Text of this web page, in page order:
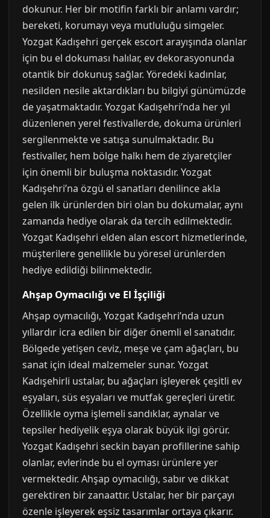
dokunur. Her bir motifin farklı bir anlamı vardır;
bereketi, korumayı veya mutluluğu simgeler.
Yozgat Kadışehri gerçek escort arayışında olanlar
için bu el dokuması halılar, ev dekorasyonunda
otantik bir dokunuş sağlar. Yöredeki kadınlar,
nesilden nesile aktardıkları bu bilgiyi günümüzde
de yaşatmaktadır. Yozgat Kadışehri’nda her yıl
düzenlenen yerel festivallerde, dokuma ürünleri
sergilenmekte ve satışa sunulmaktadır. Bu
festivaller, hem bölge halkı hem de ziyaretçiler
için önemli bir buluşma noktasıdır. Yozgat
Kadışehri’na özgü el sanatları denilince akla
gelen ilk ürünlerden biri olan bu dokumalar, aynı
zamanda hediye olarak da tercih edilmektedir.
Yozgat Kadışehri elden alan escort hizmetlerinde,
müşterilere genellikle bu yöresel ürünlerden
hediye edildiği bilinmektedir.
Ahşap Oymacılığı ve El İşçiliği
Ahşap oymacılığı, Yozgat Kadışehri’nda uzun
yıllardır icra edilen bir diğer önemli el sanatıdır.
Bölgede yetişen ceviz, meşe ve çam ağaçları, bu
sanat için ideal malzemeler sunar. Yozgat
Kadışehirli ustalar, bu ağaçları işleyerek çeşitli ev
eşyaları, süs eşyaları ve mutfak gereçleri üretir.
Özellikle oyma işlemeli sandıklar, aynalar ve
tepsiler hediyelik eşya olarak büyük ilgi görür.
Yozgat Kadışehri seckin bayan profillerine sahip
olanlar, evlerinde bu el oyması ürünlere yer
vermektedir. Ahşap oymacılığı, sabır ve dikkat
gerektiren bir zanaattır. Ustalar, her bir parçayı
özenle işleyerek eşsiz tasarımlar ortaya çıkarır.